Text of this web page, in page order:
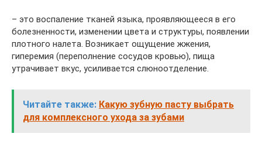
– это воспаление тканей языка, проявляющееся в его
болезненности, изменении цвета и структуры, появлении
плотного налета. Возникает ощущение жжения,
гиперемия (переполнение сосудов кровью), пища
утрачивает вкус, усиливается слюноотделение.
Читайте также: Какую зубную пасту выбрать
для комплексного ухода за зубами